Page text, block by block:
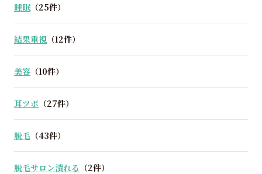
睡眠（25件）
結果重視 （12件）
美容 （10件）
耳ツボ （27件）
脱毛 （43件）
脱毛サロン潰れる （2件）